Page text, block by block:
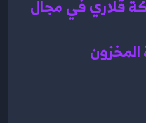
المخزون